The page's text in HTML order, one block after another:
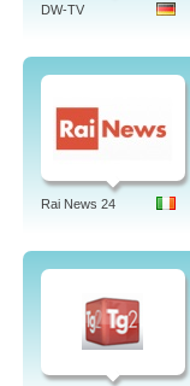
DW-TV
Rai News 24